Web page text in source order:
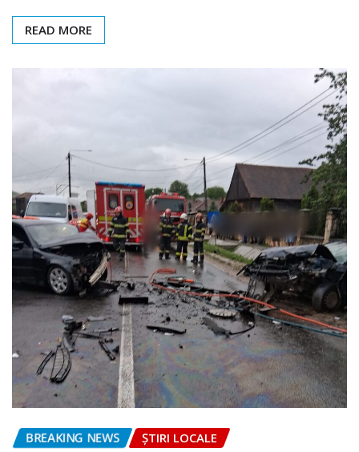
READ MORE
BREAKING NEWS ȘTIRI LOCALE